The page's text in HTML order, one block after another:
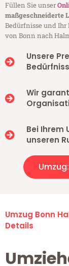
Füllen Sie unser
maßgeschneiderte
Bedürfnisse und Ihr
von Bonn nach
Unsere
Wir
Bei Ihrem
unseren
Umzug:
Umzug Bonn
Details